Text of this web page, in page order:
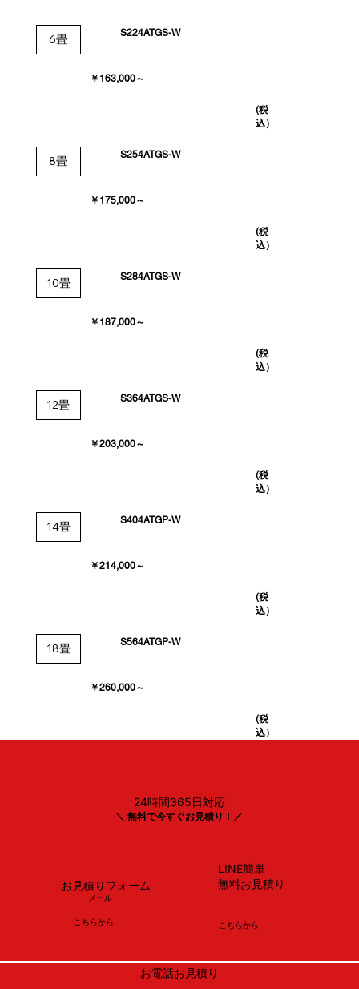
6畳 S224ATGS-W
￥163,000～
(税
込）
8畳 S254ATGS-W
￥175,000～
(税
込）
10畳 S284ATGS-W
￥187,000～
(税
込）
12畳 S364ATGS-W
￥203,000～
(税
込）
14畳 S404ATGP-W
￥214,000～
(税
込）
18畳 S564ATGP-W
￥260,000～
(税
込）
LINE簡単
無料お見積り
​こちらから
お電話お見積り
お見積りフォーム
​こちらから
メール
＼ 無料で今すぐお見積り！／
24時間365日対応